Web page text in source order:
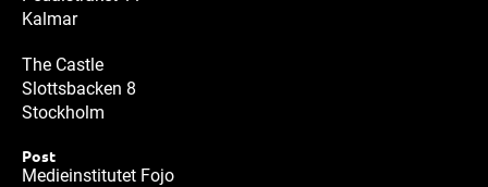
Kalmar
The Castle
Slottsbacken 8
Stockholm
Post
Medieinstitutet Fojo